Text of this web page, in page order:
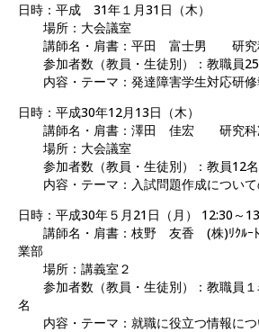
日時：平成 31年１月31日（木）
場所：大会議室
講師名・肩書：平田 富士男 研究
参加者数（教員・生徒別）：教職員
内容・テーマ：発達障害学生対応研修
日時：平成30年12月13日（木）
講師名・肩書：澤田 佳宏 研究科
場所：大会議室
参加者数（教員・生徒別）：教員12名
内容・テーマ：入試問題作成について
日時：平成30年５月21日（月） 12:30～
講師名・肩書：枝野 友香 (株)ﾘｸﾙｰﾄ
業部
場所：講義室２
参加者数（教員・生徒別）：教職員１
名
内容・テーマ：就職に役立つ情報につ